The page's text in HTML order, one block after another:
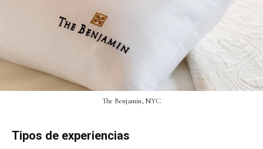
The Benjamin, NYC
Tipos de experiencias